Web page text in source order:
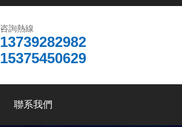
咨詢熱線
13739282982
15375450629
聯系我們